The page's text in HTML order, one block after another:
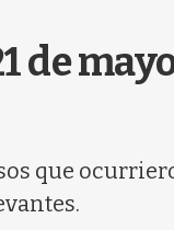
de
que